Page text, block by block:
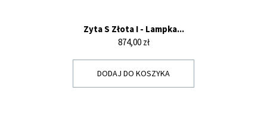
Zyta S Złota I - Lampka...
Cena
874,00 zł
DODAJ DO KOSZYKA